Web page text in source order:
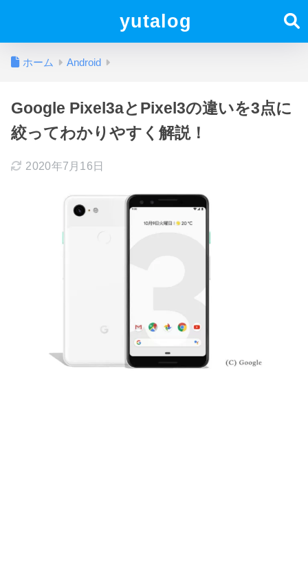
yutalog
ホーム Android
Google Pixel3aとPixel3の違いを3点に
絞ってわかりやすく解説！
2020年7月16日